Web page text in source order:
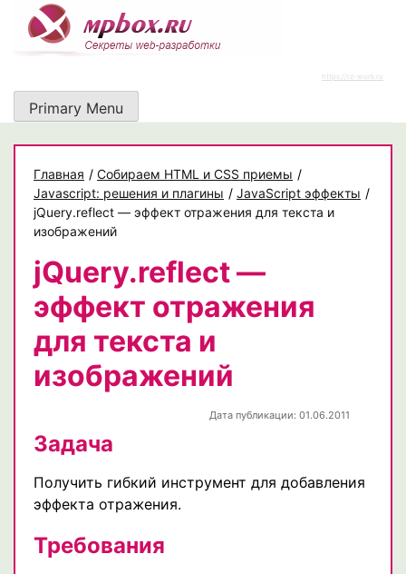
content
https://rz-work.ru
Primary Menu
Главная / Собираем HTML и CSS приемы /
Javascript: решения и плагины / JavaScript эффекты /
jQuery.reflect — эффект отражения для текста и
изображений
jQuery.reflect —
эффект отражения
для текста и
изображений
Дата публикации: 01.06.2011
Задача
Получить гибкий инструмент для добавления
эффекта отражения.
Требования